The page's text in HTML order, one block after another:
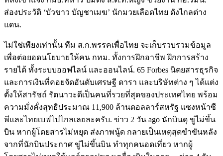
ส่องประวัติ ‘บัวขาว บัญชาเมฆ’ นักมวยเลือดไทย ดังไกลต่าง
แดน.
ไม่ใช่เพียงเท่านั้น ทีม ส.ก.พรรคเพื่อไทย จะเก็บรวบรวมข้อมูล
เพื่อต่อยอดนโยบายให้คน กทม. ทั้งการฝึกอาชีพ ฝึกการสร้าง
รายได้ ทั้งระบบออฟไลน์ และออนไลน์. 65 Forbes นิตยสารธุรกิจ
และการเงินที่คอยจัดอันดับเศรษฐี ดารา และบริษัทต่าง ๆ ได้แต่ง
ตั้งให้สารัชถ์ รัตนาวะดีเป็นคนที่รวยที่สุดของประเทศไทย พร้อม
ความมั่งคั่งสุทธิประมาณ 11,900 ล้านดอลลาร์สหรัฐ แซงหน้าซี
พีและไทยเบฟไปไกลเลยละครับ. ข่าว 2 วัน ago นักบินดุ ขู่ไม่ขึ้น
บิน หากผู้โดยสารไม่หยุด ส่งภาพนู้ด กลายเป็นเหตุสุดขำขันหลัง
จากที่นักบินประกาศ ขู่ไม่ขึ้นบิน ทำทุกคนอดเที่ยว หากผู้